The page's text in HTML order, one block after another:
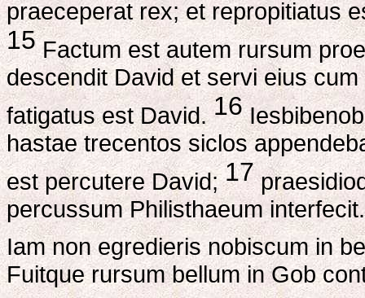
praeceperat rex; et repropitiatus
15Factum est autem rursum
descendit David et servi eius
fatigatus est David.16
hastae trecentos siclos
est percutere David;17
percussum Philisthaeum
Iam non egredieris nobiscum in
Fuitque rursum bellum in Gob